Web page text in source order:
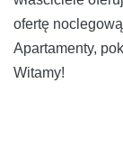
ofertę
Apartamenty,
Witamy!